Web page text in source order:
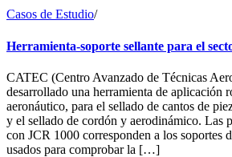
Casos de Estudio/
Herramienta-soporte sellante para el
CATEC (Centro Avanzado de Técnicas
desarrollado una herramienta de aplicación
aeronáutico, para el sellado de cantos de
y el sellado de cordón y aerodinámico. Las
con JCR 1000 corresponden a los soportes
usados para comprobar la […]